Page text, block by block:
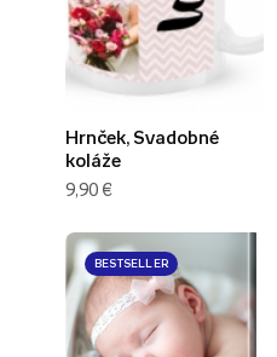
Hrnček, Svadobné
koláže
9,90 €
BESTSELLER